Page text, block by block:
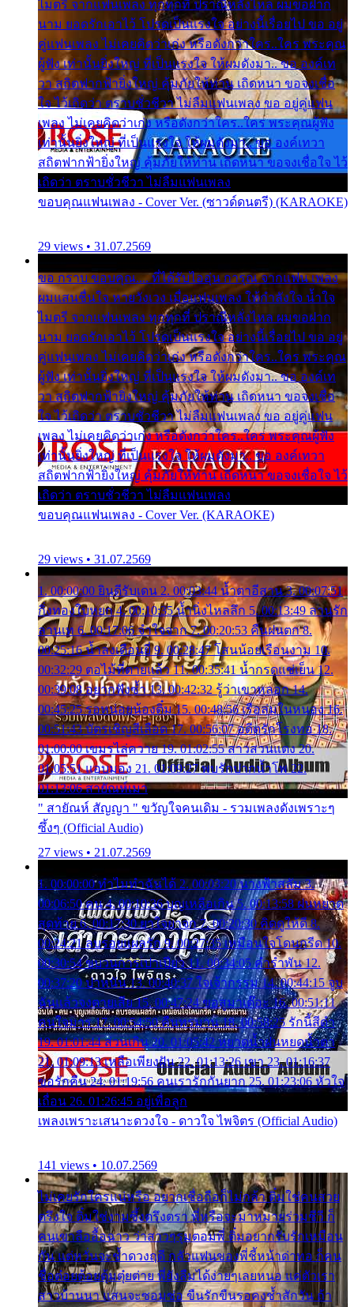
ไมตรี จากแฟนเพลง ทุกทุกที่ ปราณีหลั่งไหล ผมขอฝาก
นาม ยอดรักเอาไว้ โปรดเป็นแรงใจ อย่างนี้เรื่อยไป ขอ อยู่
คู่แฟนเพลง ไม่เคยคิดว่าเก่ง หรือดังกว่าใคร..ใคร พระคุณ
ผู้ฟัง เท่านั้นยิ่งใหญ่ ที่เป็นแรงใจ ให้ผมดังมา.. ขอ องค์เท
วา สถิตฟากฟ้ายิ่งใหญ่ คุ้มภัยให้ท่าน เถิดหนา ขอจงเชื่อ
ใจ ไว้เถิดว่า ตราบชั่วชีวา ไม่ลืมแฟนเพลง ขอ อยู่คู่แฟน
เพลง ไม่เคยคิดว่าเก่ง หรือดังกว่าใคร..ใคร พระคุณผู้ฟัง
เท่านั้นยิ่งใหญ่ ที่เป็นแรงใจ ให้ผมดังมา.. ขอ องค์เทวา
สถิตฟากฟ้ายิ่งใหญ่ คุ้มภัยให้ท่าน เถิดหนา ขอจงเชื่อใจ ไว้
เถิดว่า ตราบชั่วชีวา ไม่ลืมแฟนเพลง
ขอบคุณแฟนเพลง - Cover Ver. (ซาวด์ดนตรี) (KARAOKE)
29 views • 31.07.2569
ขอ กราบ ขอบคุณ.... ที่ได้รับไออุ่น การุณ จากแฟน เพลง
ผมแสนชื่นใจ หายวังเวง เมื่อแฟนเพลง ให้กำลังใจ น้ำใจ
ไมตรี จากแฟนเพลง ทุกทุกที่ ปราณีหลั่งไหล ผมขอฝาก
นาม ยอดรักเอาไว้ โปรดเป็นแรงใจ อย่างนี้เรื่อยไป ขอ อยู่
คู่แฟนเพลง ไม่เคยคิดว่าเก่ง หรือดังกว่าใคร..ใคร พระคุณ
ผู้ฟัง เท่านั้นยิ่งใหญ่ ที่เป็นแรงใจ ให้ผมดังมา.. ขอ องค์เท
วา สถิตฟากฟ้ายิ่งใหญ่ คุ้มภัยให้ท่าน เถิดหนา ขอจงเชื่อ
ใจ ไว้เถิดว่า ตราบชั่วชีวา ไม่ลืมแฟนเพลง ขอ อยู่คู่แฟน
เพลง ไม่เคยคิดว่าเก่ง หรือดังกว่าใคร..ใคร พระคุณผู้ฟัง
เท่านั้นยิ่งใหญ่ ที่เป็นแรงใจ ให้ผมดังมา.. ขอ องค์เทวา
สถิตฟากฟ้ายิ่งใหญ่ คุ้มภัยให้ท่าน เถิดหนา ขอจงเชื่อใจ ไว้
เถิดว่า ตราบชั่วชีวา ไม่ลืมแฟนเพลง
ขอบคุณแฟนเพลง - Cover Ver. (KARAOKE)
29 views • 31.07.2569
1. 00:00:00 ยินดีรับเดน 2. 00:03:44 น้ำตาอีสาน 3. 00:07:51
กิ่งทองใบหยก 4. 00:10:35 น้ำนิ่งไหลลึก 5. 00:13:49 ลานรัก
ลานเท 6. 00:17:06 จำใจจาก 7. 00:20:53 คืนฝนตก 8.
00:25:16 น้ำลงเดือนยี่ 9. 00:28:47 โสนน้อยเรือนงาม 10.
00:32:29 ตอไม้ที่ตายแล้ว 11. 00:35:41 น้ำกรดแช่เย็น 12.
00:39:08 อยากฟังซ้ำ 13. 00:42:32 รู้ว่าเขาหลอก 14.
00:45:25 รอหน่อยน้องติ๋ม 15. 00:48:56 เรือล่มในหนอง 16.
00:51:43 บัตรเชิญสีเลือด 17. 00:56:07 อดีตรักโรงทอ 18.
01:00:00 เขมรไล่ควาย 19. 01:02:55 สาวสวนแตง 20.
01:05:51 แอบมอง 21. 01:09:27 พบรักปากน้ำโพ 22.
01:13:06 สายัณห์เมา
" สายัณห์ สัญญา " ขวัญใจคนเดิม - รวมเพลงดังเพราะๆ
ซึ้งๆ (Official Audio)
27 views • 21.07.2569
1. 00:00:00 ทำไมทำฉันได้ 2. 00:03:20 นางฟ้าสลัม 3.
00:06:50 คน 4. 00:10:36 บุญเหลือเกิน 5. 00:13:58 ฝนหยาด
สุดท้าย 6. 00:17:30 ยาใจยาจก 7. 00:20:30 คิดดูให้ดี 8.
00:24:21 ลบรอยแผลรัก 9. 00:27:35 เหมือนใจโดนกรีด 10.
00:30:54 ขบวนการเปาเปียว 11. 00:34:05 คำรำพัน 12.
00:37:20 ปาหนัน 13. 00:40:37 ใจเจ้ากรรม 14. 00:44:15 จูบ
ฉันแล้วจงตายเสีย 15. 00:47:24 ขอสูมาเต๊อะ 16. 00:51:11
คนใจมาร 17. 00:54:50 คืนทรมาน 18. 00:58:25 รักนี้สีดำ
19. 01:01:44 ส่วนเกิน 20. 01:05:42 หยาดน้ำฝนหยดน้ำตา
21. 01:09:13 เหลือเพียงฝัน 22. 01:13:26 เขา 23. 01:16:37
ขอรักคืน 24. 01:19:56 คนเรารักกันยาก 25. 01:23:06 หัวใจ
เถื่อน 26. 01:26:45 อยู่เพื่อลูก
เพลงเพราะเสนาะดวงใจ - ดาวใจ ไพจิตร (Official Audio)
141 views • 10.07.2569
ไม่เคยรักใครแน่หรือ อยากเชื่อถือก็ไม่กล้า ติ๋มใช่คนสวย
ตรึงใจ ติ๋มใช่งามซึ้งตรึงตรา พี่หรือจะมาหมายร่วมชีวี ก็
คนเขาลืออื้อฉาว ว่าสาวๆรุมตอมพี่ ติ๋มอยากรับรักเหมือน
กัน แต่หวั่นจะช้ำดวงฤดี กลัวแฟนของพี่ชี้หน้าด่าทอ ก็คน
ชื่อต๋อยต้อยตุ้มตุ๋ยต่าย พี่ยังลืมได้ง่ายๆเลยหนอ แค่ตัวเรา
สาวบ้านนา แสนจะซอมซ่อ ขืนรักขืนรอคงช้ำสักวัน ถ้า